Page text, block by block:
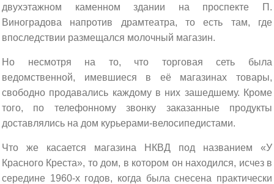
двухэтажном каменном здании на проспекте П.
Виноградова напротив драмтеатра, то есть там, где
впоследствии размещался молочный магазин.
Но несмотря на то, что торговая сеть была
ведомственной, имевшиеся в её магазинах товары,
свободно продавались каждому в них зашедшему. Кроме
того, по телефонному звонку заказанные продукты
доставлялись на дом курьерами-велосипедистами.
Что же касается магазина НКВД под названием «У
Красного Креста», то дом, в котором он находился, исчез в
середине 1960-х годов, когда была снесена практически